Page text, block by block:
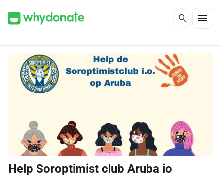
search menu
Help Soroptimist club Aruba io